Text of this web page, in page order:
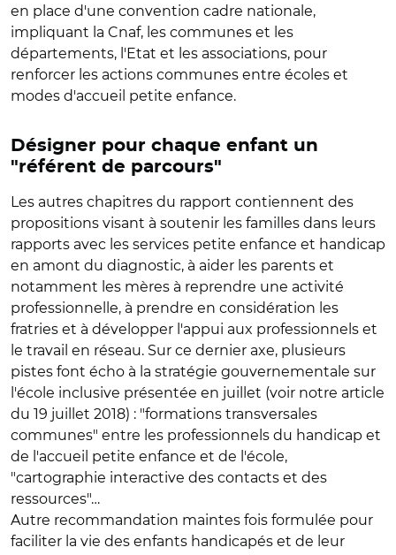
en place d'une convention cadre nationale,
impliquant la Cnaf, les communes et les
départements, l'Etat et les associations, pour
renforcer les actions communes entre écoles et
modes d'accueil petite enfance.
Désigner pour chaque enfant un
"référent de parcours"
Les autres chapitres du rapport contiennent des
propositions visant à soutenir les familles dans leurs
rapports avec les services petite enfance et handicap
en amont du diagnostic, à aider les parents et
notamment les mères à reprendre une activité
professionnelle, à prendre en considération les
fratries et à développer l'appui aux professionnels et
le travail en réseau. Sur ce dernier axe, plusieurs
pistes font écho à la stratégie gouvernementale sur
l'école inclusive présentée en juillet (voir notre article
du 19 juillet 2018) : "formations transversales
communes" entre les professionnels du handicap et
de l'accueil petite enfance et de l'école,
"cartographie interactive des contacts et des
ressources"…
Autre recommandation maintes fois formulée pour
faciliter la vie des enfants handicapés et de leur